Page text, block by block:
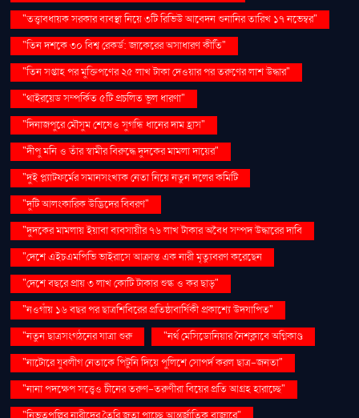
"তত্ত্বাবধায়ক সরকার ব্যবস্থা নিয়ে ৩টি রিভিউ আবেদন শুনানির তারিখ ১৭ নভেম্বর"
"তিন দশকে ৩০ বিশ্ব রেকর্ড: জাকেরের অসাধারণ কীর্তি"
"তিন সপ্তাহ পর মুক্তিপণের ২৫ লাখ টাকা দেওয়ার পর তরুণের লাশ উদ্ধার"
"থাইরয়েড সম্পর্কিত ৫টি প্রচলিত ভুল ধারণা"
"দিনাজপুরে মৌসুম শেষেও সুগন্ধি ধানের দাম হ্রাস"
"দীপু মনি ও তাঁর স্বামীর বিরুদ্ধে দুদকের মামলা দায়ের"
"দুই প্ল্যাটফর্মের সমানসংখ্যক নেতা নিয়ে নতুন দলের কমিটি
"দুটি আলংকারিক উদ্ভিদের বিবরণ"
"দুদকের মামলায় ইয়াবা ব্যবসায়ীর ৭৬ লাখ টাকার অবৈধ সম্পদ উদ্ধারের দাবি
"দেশে এইচএমপিভি ভাইরাসে আক্রান্ত এক নারী মৃত্যুবরণ করেছেন
"দেশে বছরে প্রায় ৩ লাখ কোটি টাকার শুল্ক ও কর ছাড়"
"নওগাঁয় ১৬ বছর পর ছাত্রশিবিরের প্রতিষ্ঠাবার্ষিকী প্রকাশ্যে উদযাপিত"
"নতুন ছাত্রসংগঠনের যাত্রা শুরু
"নর্থ মেসিডোনিয়ার নৈশক্লাবে অগ্নিকাণ্ড
"নাটোরে যুবলীগ নেতাকে পিটুনি দিয়ে পুলিশে সোপর্দ করল ছাত্র-জনতা"
"নানা পদক্ষেপ সত্ত্বেও চীনের তরুণ-তরুণীরা বিয়ের প্রতি আগ্রহ হারাচ্ছে"